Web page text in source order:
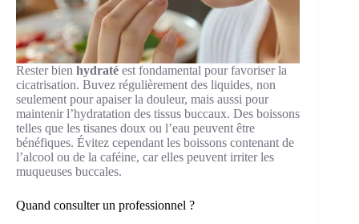
Rester bien hydraté est fondamental pour favoriser la
cicatrisation. Buvez régulièrement des liquides, non
seulement pour apaiser la douleur, mais aussi pour
maintenir l’hydratation des tissus buccaux. Des boissons
telles que les tisanes doux ou l’eau peuvent être
bénéfiques. Évitez cependant les boissons contenant de
l’alcool ou de la caféine, car elles peuvent irriter les
muqueuses buccales.
Quand consulter un professionnel ?